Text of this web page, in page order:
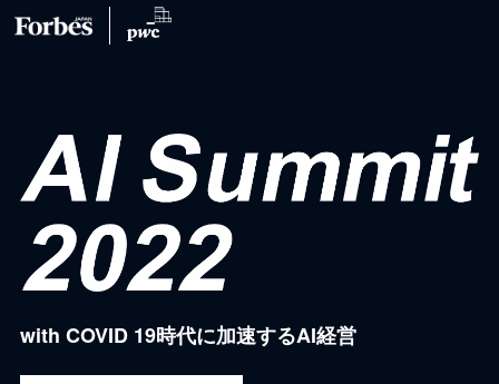
with COVID 19時代に加速するAI経営